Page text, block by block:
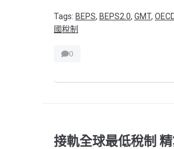
Tags: BEPS, BEPS2.0, GMT,
國稅制
0
接軌全球最低稅制